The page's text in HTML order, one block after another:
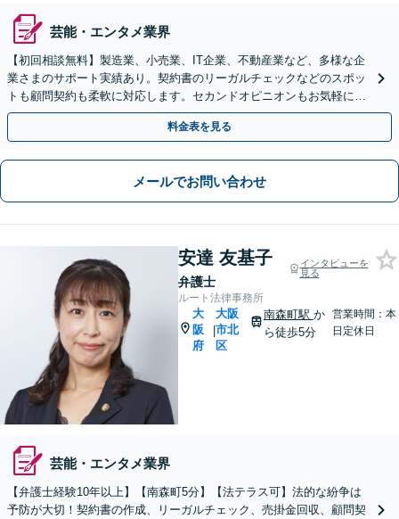
芸能・エンタメ業界
【初回相談無料】製造業、小売業、IT企業、不動産業など、多様な企
業さまのサポート実績あり。契約書のリーガルチェックなどのスポッ
トも顧問契約も柔軟に対応します。セカンドオピニオンもお気軽に
【北新地駅1分】
料金表を見る
メールでお問い合わせ
安達 友基子
弁護士
インタビューを
見る
ルート法律事務所
大
阪
府
|
大阪
市北
区
南森町駅 か
ら徒歩5分
営業時間：本
日定休日
芸能・エンタメ業界
【弁護士経験10年以上】【南森町5分】【法テラス可】法的な紛争は
予防が大切！契約書の作成、リーガルチェック、売掛金回収、顧問契